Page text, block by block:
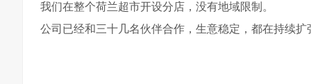
我们在整个荷兰超市开设分店，没有地域限制。
公司已经和三十几名伙伴合作，生意稳定，都在持续